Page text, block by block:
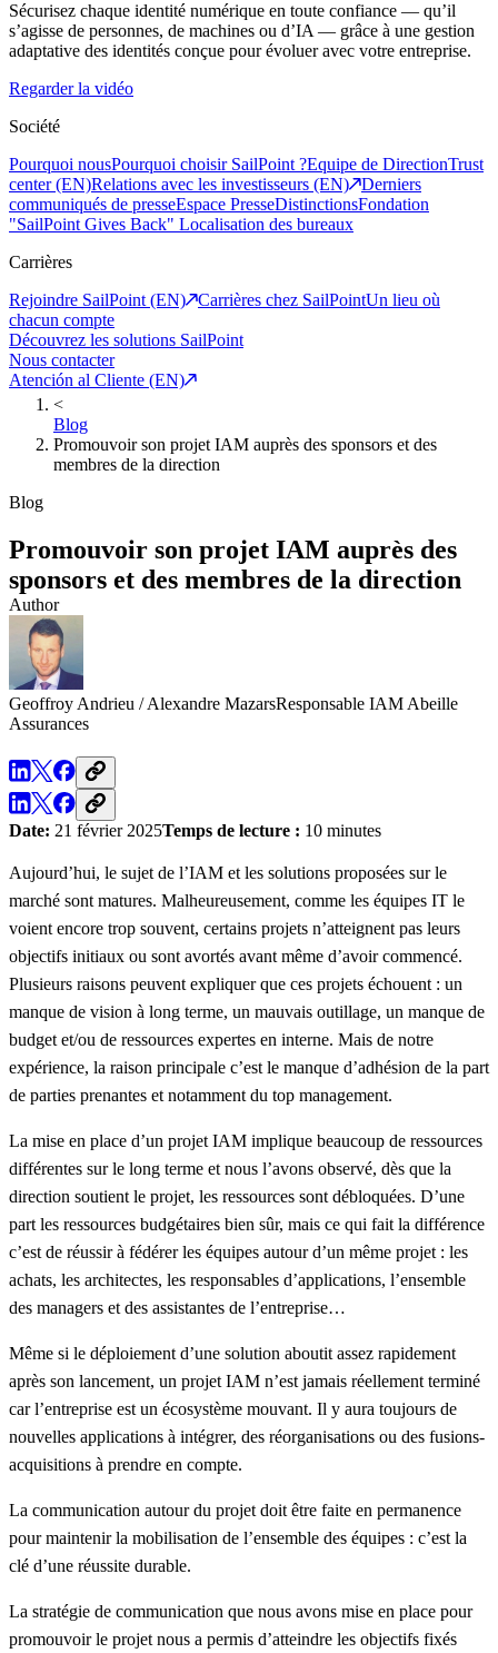
Sécurisez chaque identité numérique en toute confiance — qu’il
s’agisse de personnes, de machines ou d’IA — grâce à une gestion
adaptative des identités conçue pour évoluer avec votre entreprise.
Regarder la vidéo
Société
Pourquoi nousPourquoi choisir SailPoint ?Equipe de DirectionTrust
center (EN)Relations avec les investisseurs (EN)
Derniers
communiqués de presseEspace PresseDistinctionsFondation
"SailPoint Gives Back" Localisation des bureaux
Carrières
Rejoindre SailPoint (EN)
Carrières chez SailPointUn lieu où
chacun compte
Découvrez les solutions SailPoint
Nous contacter
Atención al Cliente (EN)
<
Blog
Promouvoir son projet IAM auprès des sponsors et des
membres de la direction
Blog
Promouvoir son projet IAM auprès des
sponsors et des membres de la direction
Author
Geoffroy Andrieu / Alexandre MazarsResponsable IAM Abeille
Assurances
Date: 21 février 2025Temps de lecture : 10 minutes
Aujourd’hui, le sujet de l’IAM et les solutions proposées sur le
marché sont matures. Malheureusement, comme les équipes IT le
voient encore trop souvent, certains projets n’atteignent pas leurs
objectifs initiaux ou sont avortés avant même d’avoir commencé.
Plusieurs raisons peuvent expliquer que ces projets échouent : un
manque de vision à long terme, un mauvais outillage, un manque de
budget et/ou de ressources expertes en interne. Mais de notre
expérience, la raison principale c’est le manque d’adhésion de la part
de parties prenantes et notamment du top management.
La mise en place d’un projet IAM implique beaucoup de ressources
différentes sur le long terme et nous l’avons observé, dès que la
direction soutient le projet, les ressources sont débloquées. D’une
part les ressources budgétaires bien sûr, mais ce qui fait la différence
c’est de réussir à fédérer les équipes autour d’un même projet : les
achats, les architectes, les responsables d’applications, l’ensemble
des managers et des assistantes de l’entreprise…
Même si le déploiement d’une solution aboutit assez rapidement
après son lancement, un projet IAM n’est jamais réellement terminé
car l’entreprise est un écosystème mouvant. Il y aura toujours de
nouvelles applications à intégrer, des réorganisations ou des fusions-
acquisitions à prendre en compte.
La communication autour du projet doit être faite en permanence
pour maintenir la mobilisation de l’ensemble des équipes : c’est la
clé d’une réussite durable.
La stratégie de communication que nous avons mise en place pour
promouvoir le projet nous a permis d’atteindre les objectifs fixés